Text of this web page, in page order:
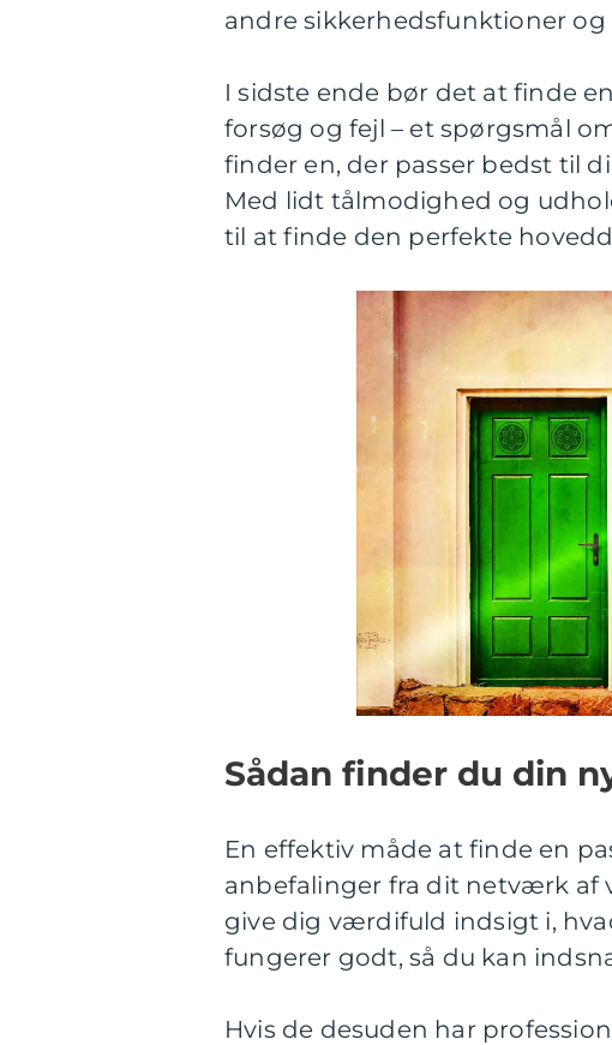
andre sikkerhedsfunktioner og
I sidste ende bør det at finde
forsøg og fejl – et spørgsmål
finder en, der passer bedst til
Med lidt tålmodighed og
til at finde den perfekte
Sådan finder du din
En effektiv måde at finde en
anbefalinger fra dit netværk af
give dig værdifuld indsigt i,
fungerer godt, så du kan
Hvis de desuden har